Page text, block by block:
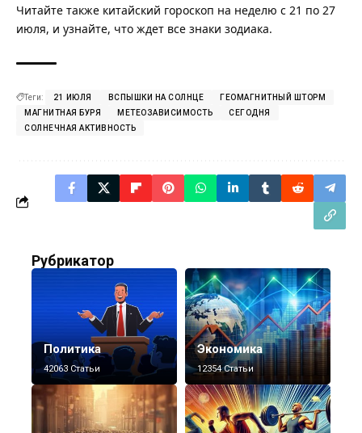
Читайте также китайский гороскоп на неделю с 21 по 27
июля, и узнайте, что ждет все знаки зодиака.
Теги: 21 ИЮЛЯ ВСПЫШКИ НА СОЛНЦЕ
ГЕОМАГНИТНЫЙ ШТОРМ
МАГНИТНАЯ БУРЯ
МЕТЕОЗАВИСИМОСТЬ
СЕГОДНЯ
СОЛНЕЧНАЯ АКТИВНОСТЬ
Рубрикатор
Политика
42063 Статьи
Экономика
12354 Статьи